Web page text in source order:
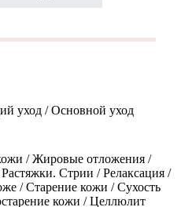
уход / Основной уход
/ Жировые отложения /
Стрии / Релаксация /
/ Старение кожи / Сухость
кожи / Целлюлит